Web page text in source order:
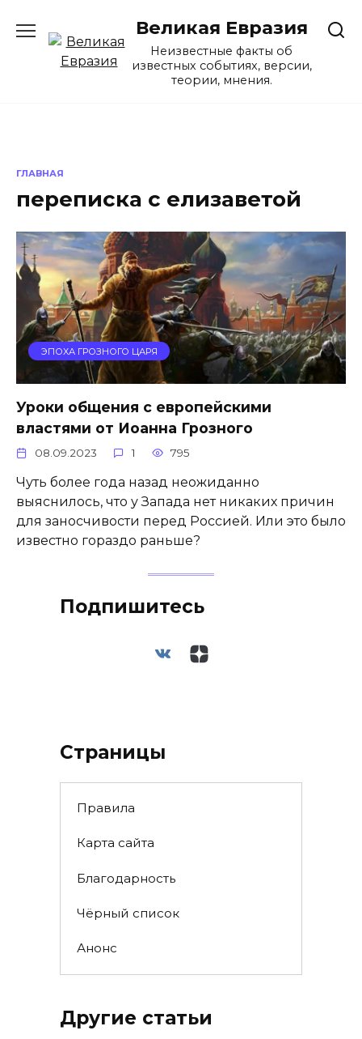
содержанию
Великая Евразия
Неизвестные факты об
известных событиях, версии,
теории, мнения.
ГЛАВНАЯ
переписка с елизаветой
ЭПОХА ГРОЗНОГО ЦАРЯ
Уроки общения с европейскими
властями от Иоанна Грозного
08.09.2023 1 795
Чуть более года назад неожиданно
выяснилось, что у Запада нет никаких причин
для заносчивости перед Россией. Или это было
известно гораздо раньше?
Подпишитесь
Страницы
Правила
Карта сайта
Благодарность
Чёрный список
Анонс
Другие статьи